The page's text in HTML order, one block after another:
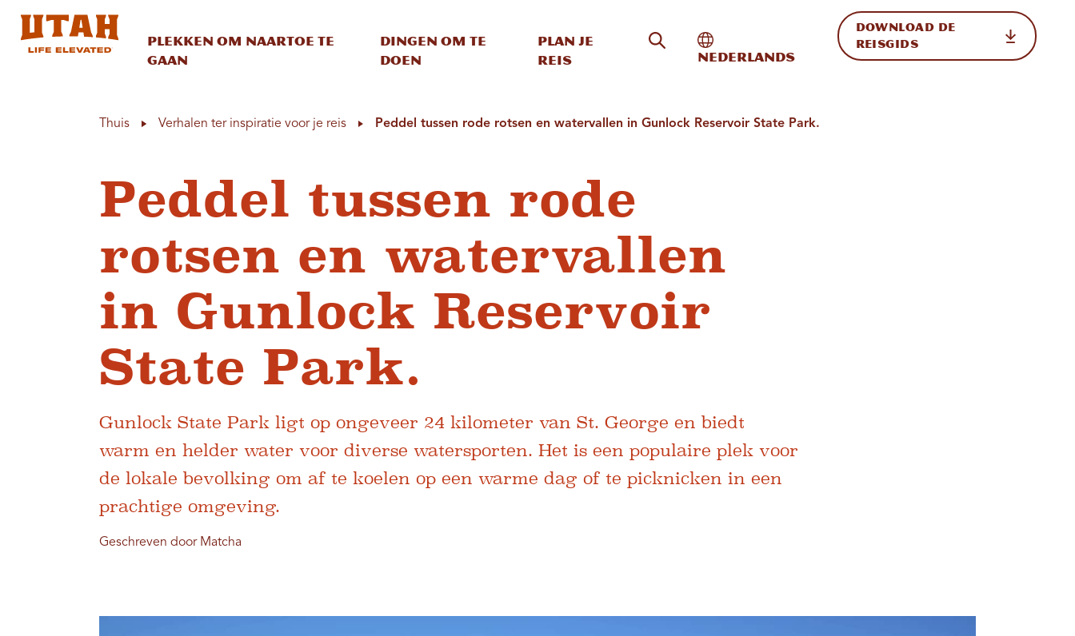
Plekken om naartoe te
gaan
Dingen om te
doen
Plan je
reis
Zoeken op de site
Internationale weergave in-/uitschakelen
Nederlands
DOWNLOAD DE
REISGIDS
Thuis Verhalen ter inspiratie voor je reis Peddel tussen rode rotsen en watervallen in Gunlock Reservoir State Park.
Peddel tussen rode
rotsen en watervallen
in Gunlock Reservoir
State Park.
Gunlock State Park ligt op ongeveer 24 kilometer van St. George en biedt
warm en helder water voor diverse watersporten. Het is een populaire plek voor
de lokale bevolking om af te koelen op een warme dag of te picknicken in een
prachtige omgeving.
Geschreven door Matcha